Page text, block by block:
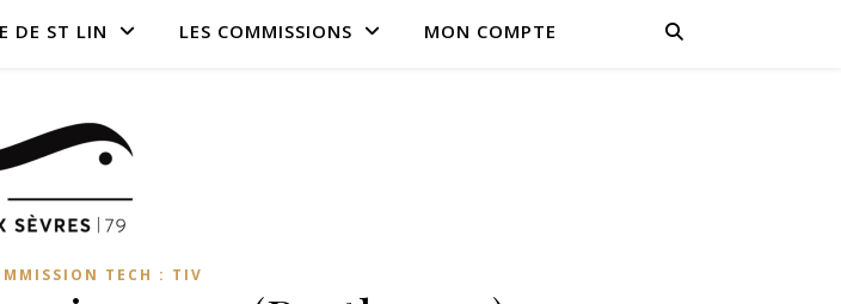
DE ST LIN LES COMMISSIONS MON COMPTE
TECH : TIV